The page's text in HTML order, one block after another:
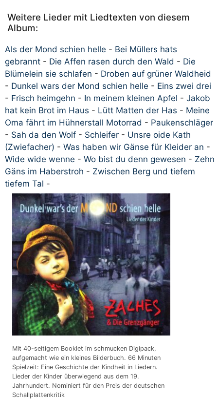
Weitere Lieder mit Liedtexten von diesem
Album:
Als der Mond schien helle - Bei Müllers hats
gebrannt - Die Affen rasen durch den Wald - Die
Blümelein sie schlafen - Droben auf grüner Waldheid
- Dunkel wars der Mond schien helle - Eins zwei drei
- Frisch heimgehn - In meinem kleinen Apfel - Jakob
hat kein Brot im Haus - Lütt Matten der Has - Meine
Oma fährt im Hühnerstall Motorrad - Paukenschläger
- Sah da den Wolf - Schleifer - Unsre oide Kath
(Zwiefacher) - Was haben wir Gänse für Kleider an -
Wide wide wenne - Wo bist du denn gewesen - Zehn
Gäns im Haberstroh - Zwischen Berg und tiefem
tiefem Tal -
Mit 40-seitigem Booklet im schmucken Digipack,
aufgemacht wie ein kleines Bilderbuch. 66 Minuten
Spielzeit: Eine Geschichte der Kindheit in Liedern.
Lieder der Kinder überwiegend aus dem 19.
Jahrhundert. Nominiert für den Preis der deutschen
Schallplattenkritik